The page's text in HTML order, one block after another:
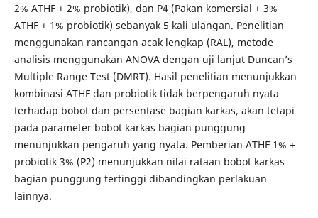
2% ATHF + 2% probiotik), dan P4 (Pakan komersial + 3%
ATHF + 1% probiotik) sebanyak 5 kali ulangan. Penelitian
menggunakan rancangan acak lengkap (RAL), metode
analisis menggunakan ANOVA dengan uji lanjut Duncan’s
Multiple Range Test (DMRT). Hasil penelitian menunjukkan
kombinasi ATHF dan probiotik tidak berpengaruh nyata
terhadap bobot dan persentase bagian karkas, akan tetapi
pada parameter bobot karkas bagian punggung
menunjukkan pengaruh yang nyata. Pemberian ATHF 1% +
probiotik 3% (P2) menunjukkan nilai rataan bobot karkas
bagian punggung tertinggi dibandingkan perlakuan
lainnya.